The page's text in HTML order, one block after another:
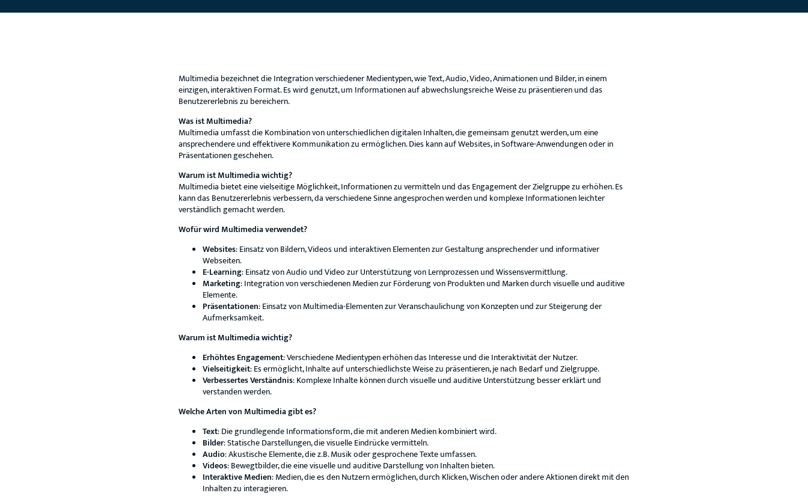
Multimedia bezeichnet die Integration verschiedener Medientypen, wie Text, Audio, Video, Animationen und Bilder, in einem
einzigen, interaktiven Format. Es wird genutzt, um Informationen auf abwechslungsreiche Weise zu präsentieren und das
Benutzererlebnis zu bereichern.
Was ist Multimedia?
Multimedia umfasst die Kombination von unterschiedlichen digitalen Inhalten, die gemeinsam genutzt werden, um eine
ansprechendere und effektivere Kommunikation zu ermöglichen. Dies kann auf Websites, in Software-Anwendungen oder in
Präsentationen geschehen.
Warum ist Multimedia wichtig?
Multimedia bietet eine vielseitige Möglichkeit, Informationen zu vermitteln und das Engagement der Zielgruppe zu erhöhen. Es
kann das Benutzererlebnis verbessern, da verschiedene Sinne angesprochen werden und komplexe Informationen leichter
verständlich gemacht werden.
Wofür wird Multimedia verwendet?
Websites: Einsatz von Bildern, Videos und interaktiven Elementen zur Gestaltung ansprechender und informativer
Webseiten.
E-Learning: Einsatz von Audio und Video zur Unterstützung von Lernprozessen und Wissensvermittlung.
Marketing: Integration von verschiedenen Medien zur Förderung von Produkten und Marken durch visuelle und auditive
Elemente.
Präsentationen: Einsatz von Multimedia-Elementen zur Veranschaulichung von Konzepten und zur Steigerung der
Aufmerksamkeit.
Warum ist Multimedia wichtig?
Erhöhtes Engagement: Verschiedene Medientypen erhöhen das Interesse und die Interaktivität der Nutzer.
Vielseitigkeit: Es ermöglicht, Inhalte auf unterschiedlichste Weise zu präsentieren, je nach Bedarf und Zielgruppe.
Verbessertes Verständnis: Komplexe Inhalte können durch visuelle und auditive Unterstützung besser erklärt und
verstanden werden.
Welche Arten von Multimedia gibt es?
Text: Die grundlegende Informationsform, die mit anderen Medien kombiniert wird.
Bilder: Statische Darstellungen, die visuelle Eindrücke vermitteln.
Audio: Akustische Elemente, die z.B. Musik oder gesprochene Texte umfassen.
Videos: Bewegtbilder, die eine visuelle und auditive Darstellung von Inhalten bieten.
Interaktive Medien: Medien, die es den Nutzern ermöglichen, durch Klicken, Wischen oder andere Aktionen direkt mit den
Inhalten zu interagieren.